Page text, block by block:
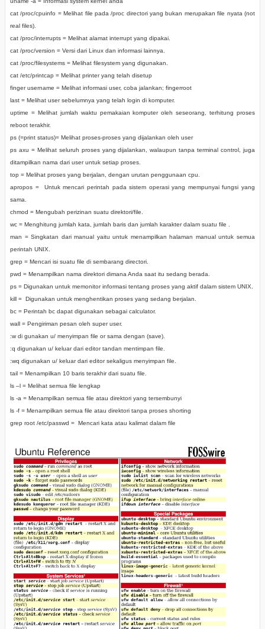
cat /proc/cpuinfo = Melihat file pada /proc directori yang bukan merupakan file nyata (not
real files).
cat /proc/interrupts = Melihat alamat interrupt yang dipakai.
cat /proc/version = Versi dari Linux dan informasi lainnya.
cat /proc/filesystems = Melihat filesystem yang digunakan.
cat /etc/printcap = Melihat printer yang telah disetup
finger username = Melihat informasi user, coba jalankan; fingerroot
last = Melihat user sebelumnya yang telah login di komputer.
uptime = Melihat jumlah waktu pemakaian komputer oleh seseorang, terhitung proses
reboot terakhir.
ps (=print status)= Melihat proses-proses yang dijalankan oleh user
ps axu = Melihat seluruh proses yang dijalankan, walaupun tanpa terminal control, juga
ditampilkan nama dari user untuk setiap proses.
top = Melihat proses yang berjalan, dengan urutan penggunaan cpu.
apropos =
Untuk mencari perintah pada sistem operasi yang mempunyai fungsi yang
sama.
chmod = Mengubah perizinan suatu direktori/file.
wc = Menghitung jumlah kata, jumlah baris dan jumlah karakter dalam suatu file .
man = Singkatan dari manual yaitu untuk menampilkan halaman manual untuk semua
perintah UNIX.
grep = Mencari isi suatu file di sembarang directori.
pwd = Menampilkan nama direktori dimana Anda saat itu sedang berada.
ps = Digunakan untuk memonitor informasi tentang proses yang aktif dalam sistem UNIX.
kill = Digunakan untuk menghentikan proses yang sedang berjalan.
bc = Perintah bc dapat digunakan sebagai calculator.
wall = Pengiriman pesan oleh super user.
:w di gunakan u/ menyimpan file or sama dengan (save).
:q digunakan u/ keluar dari editor tandan mentimpan file.
:wq digunakan u/ keluar dari editor sekaligus menyimpan file.
tail = Menampilkan 10 baris terakhir dari suatu file.
ls –l = Melihat semua file lengkap
ls -a = Menampilkan semua file atau direktori yang tersembunyi
ls -f = Menampilkan semua file atau direktori tanpa proses shorting
grep root /etc/passwd = Mencari kata atau kalimat dalam file